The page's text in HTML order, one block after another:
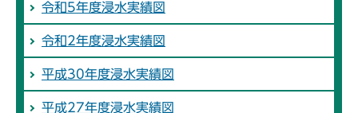
令和5年度浸水実績図
令和2年度浸水実績図
平成30年度浸水実績図
平成27年度浸水実績図